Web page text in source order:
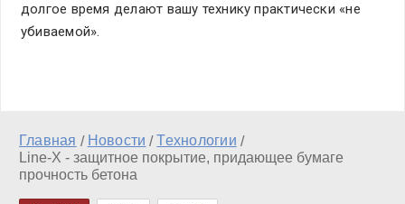
долгое время делают вашу технику практически «не
убиваемой».
Главная / Новости /Технологии /
Line-X - защитное покрытие, придающее бумаге
прочность бетона